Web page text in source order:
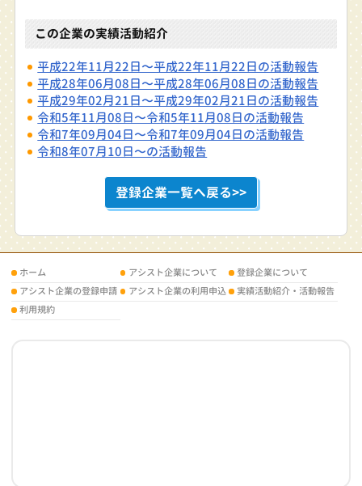
この企業の実績活動紹介
平成22年11月22日〜平成22年11月22日の活動報告
平成28年06月08日〜平成28年06月08日の活動報告
平成29年02月21日〜平成29年02月21日の活動報告
令和5年11月08日〜令和5年11月08日の活動報告
令和7年09月04日〜令和7年09月04日の活動報告
令和8年07月10日〜の活動報告
登録企業一覧へ戻る>>
ホーム アシスト企業について
登録企業について
アシスト企業の登録申請
アシスト企業の利用申込
実績活動紹介・活動報告
利用規約